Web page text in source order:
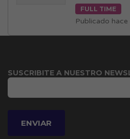
FULL TIME
Publicado
SUSCRIBITE A NUESTRO